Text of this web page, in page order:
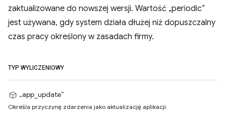
zaktualizowane do nowszej wersji. Wartość „periodic”
jest używana, gdy system działa dłużej niż dopuszczalny
czas pracy określony w zasadach firmy.
TYP WYLICZENIOWY
„app_update”
Określa przyczynę zdarzenia jako aktualizację aplikacji.